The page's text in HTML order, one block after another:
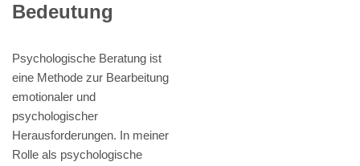
Bedeutung
Psychologische Beratung ist
eine Methode zur Bearbeitung
emotionaler und
psychologischer
Herausforderungen. In meiner
Rolle als psychologische